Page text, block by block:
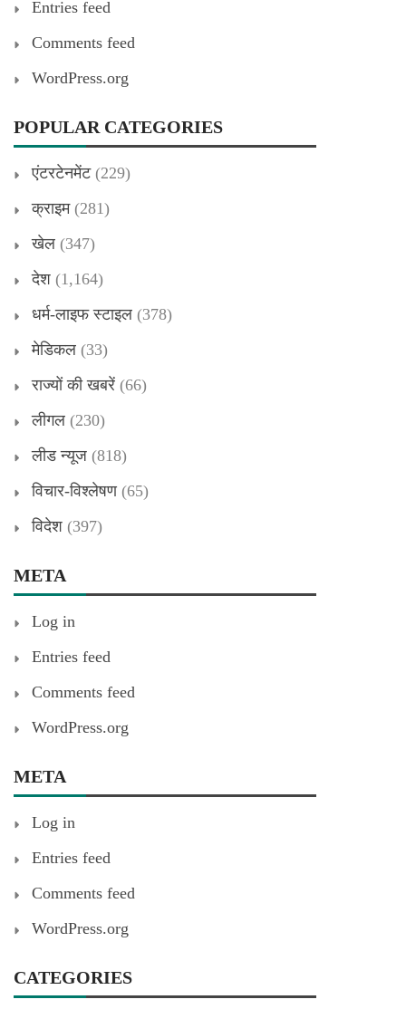
Entries feed
Comments feed
WordPress.org
POPULAR CATEGORIES
एंटरटेनमेंट(229)
क्राइम(281)
खेल (347)
देश (1,164)
धर्म-लाइफ स्टाइल (378)
मेडिकल (33)
राज्यों की खबरें (66)
लीगल (230)
लीड न्यूज (818)
विचार-विश्लेषण(65)
विदेश (397)
META
Log in
Entries feed
Comments feed
WordPress.org
META
Log in
Entries feed
Comments feed
WordPress.org
CATEGORIES